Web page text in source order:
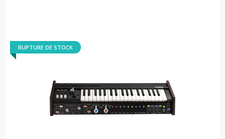
RUPTURE DE STOCK